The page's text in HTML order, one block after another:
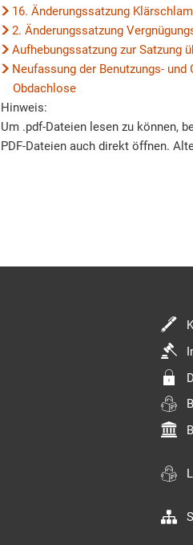
16. Änderungssatzung
2. Änderungssatzung
Aufhebungssatzung zur Satzung
Neufassung der Benutzungs-
Obdachlose
Hinweis:
Um .pdf-Dateien lesen zu können,
PDF-Dateien auch direkt öffnen.